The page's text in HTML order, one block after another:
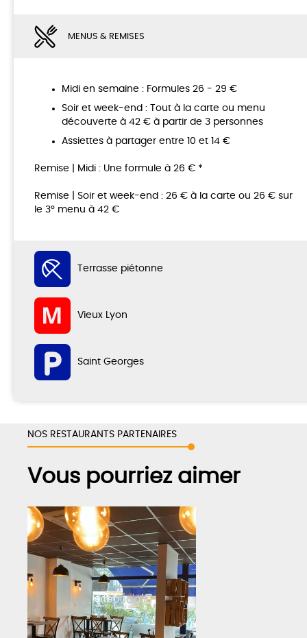
MENUS & REMISES
Midi en semaine : Formules 26 - 29 €
Soir et week-end : Tout à la carte ou menu
découverte à 42 € à partir de 3 personnes
Assiettes à partager entre 10 et 14 €
Remise | Midi : Une formule à 26 € *
Remise | Soir et week-end : 26 € à la carte ou 26 € sur
le 3° menu à 42 €
Terrasse piétonne
Vieux Lyon
Saint Georges
NOS RESTAURANTS PARTENAIRES
Vous pourriez aimer